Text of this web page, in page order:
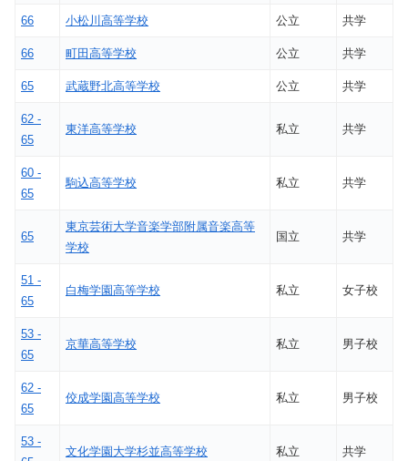
66 小松川高等学校 公立 共学
66 町田高等学校 公立 共学
65 武蔵野北高等学校 公立 共学
62 -
65
東洋高等学校 私立 共学
60 -
65
駒込高等学校 私立 共学
65
東京芸術大学音楽学部附属音楽高等
学校
国立 共学
51 -
65
白梅学園高等学校 私立 女子校
53 -
65
京華高等学校 私立 男子校
62 -
65
佼成学園高等学校 私立 男子校
53 -
文化学園大学杉並高等学校 私立 共学